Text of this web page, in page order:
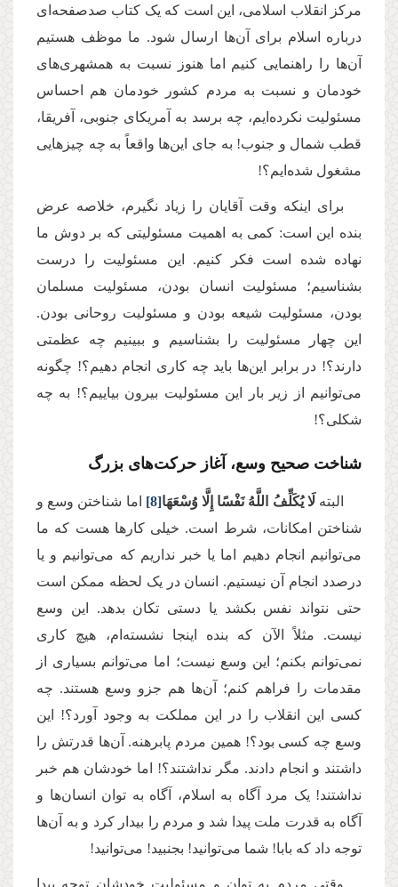
مرکز انقلاب اسلامی، این است که یک کتاب صدصفحه‌ای
درباره اسلام برای آن‌ها ارسال شود. ما موظف هستیم
آن‌ها را راهنمایی کنیم اما هنوز نسبت به همشهری‌های
خودمان و نسبت به مردم کشور خودمان هم احساس
مسئولیت نکرده‌ایم، چه برسد به آمریکای جنوبی، آفریقا،
قطب شمال و جنوب! به جای این‌ها واقعاً به چه چیزهایی
مشغول شده‌ایم؟!
برای اینکه وقت آقایان را زیاد نگیرم، خلاصه عرض
بنده این است: کمی به اهمیت مسئولیتی که بر دوش ما
نهاده شده است فکر کنیم. این مسئولیت را درست
بشناسیم؛ مسئولیت انسان بودن، مسئولیت مسلمان
بودن، مسئولیت شیعه بودن و مسئولیت روحانی بودن.
این چهار مسئولیت را بشناسیم و ببینیم چه عظمتی
دارند؟! در برابر این‌ها باید چه کاری انجام دهیم؟! چگونه
می‌توانیم از زیر بار این مسئولیت بیرون بیاییم؟! به چه
شکلی؟!
شناخت صحیح وسع، آغاز حرکت‌های بزرگ
البتهلَا يُكَلِّفُ اللَّهُ نَفْسًا إِلَّا وُسْعَهَا[8] اما شناختن وسع و
شناختن امکانات، شرط است. خیلی کارها هست که ما
می‌توانیم انجام دهیم اما یا خبر نداریم که می‌توانیم و یا
درصدد انجام آن نیستیم. انسان در یک لحظه ممکن است
حتی نتواند نفس بکشد یا دستی تکان بدهد. این وسع
نیست. مثلاً الآن که بنده اینجا نشسته‌ام، هیچ کاری
نمی‌توانم بکنم؛ این وسع نیست؛ اما می‌توانم بسیاری از
مقدمات را فراهم کنم؛ آن‌ها هم جزو وسع هستند. چه
کسی این انقلاب را در این مملکت به وجود آورد؟! این
وسع چه کسی بود؟! همین مردم پابرهنه. آن‌ها قدرتش را
داشتند و انجام دادند. مگر نداشتند؟! اما خودشان هم خبر
نداشتند! یک مرد آگاه به اسلام، آگاه به توان انسان‌ها و
آگاه به قدرت ملت پیدا شد و مردم را بیدار کرد و به آن‌ها
توجه‌ داد که بابا! شما می‌توانید! بجنبید! می‌توانید!
وقتی مردم به توان و مسئولیت خودشان توجه پیدا